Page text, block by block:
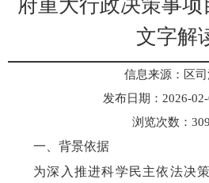
府重大行政决策事项
文字解
信息来源：区
发布日期：2026-
浏览次数： 309
一、背景依据
为深入推进科学民主依法决